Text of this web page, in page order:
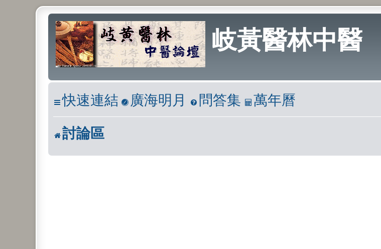
岐黃醫林中醫
快速連結 廣海明月 問答集 萬年曆
討論區